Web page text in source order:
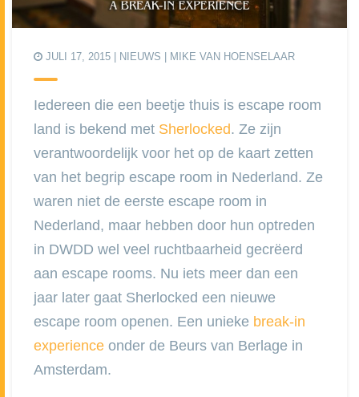
JULI 17, 2015 | NIEUWS | MIKE VAN HOENSELAAR
Iedereen die een beetje thuis is escape room
land is bekend met Sherlocked. Ze zijn
verantwoordelijk voor het op de kaart zetten
van het begrip escape room in Nederland. Ze
waren niet de eerste escape room in
Nederland, maar hebben door hun optreden
in DWDD wel veel ruchtbaarheid gecrëerd
aan escape rooms. Nu iets meer dan een
jaar later gaat Sherlocked een nieuwe
escape room openen. Een unieke break-in
experience onder de Beurs van Berlage in
Amsterdam.